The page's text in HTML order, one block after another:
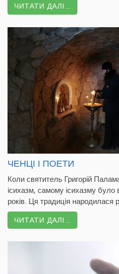
ЧИТАТИ ДАЛІ…
ЧЕНЦІ І ПОЕТИ
Коли святитель Григорій
ісихазм, самому ісихазму було
років. Ця традиція народилася
ЧИТАТИ ДАЛІ…